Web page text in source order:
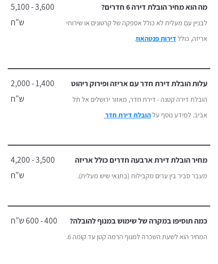
מה הוא מחיר הובלת דירה 6 חדרים?
לבניין עם מעלית לא כולל אספקה של קרטונים או שירותי
אריזה, כוללדירות פנטהאוז.
3,600 - 5,100
ש"ח
עלות הובלת דירת חדר עם אריזה ופירוק ריהוט
הובלת דירה קטנה - דירת חדר, מאזור ירושלים אל תל
אביב. למידע נוסף עלהובלת דירת חדר
1,400 - 2,000
ש"ח
מחיר הובלת דירת ארבעה חדרים כולל אריזה
מעבר סביר בין ערים מקבילות (בתנאי שיש מעלית).
3,500 - 4,200
ש"ח
כמה תוסיפו במקרה של שימוש במנוף להובלה?
המחיר הוא לשעת השכרה למנוף הרמה קטן עד קומה 6.
400 - 600 ש"ח